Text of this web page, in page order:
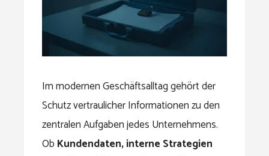
Im modernen Geschäftsalltag gehört der
Schutz vertraulicher Informationen zu den
zentralen Aufgaben jedes Unternehmens.
Ob Kundendaten, interne Strategien